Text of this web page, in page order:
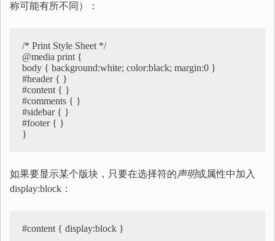
称可能有所不同）：
/* Print Style Sheet */
@media print {
body { background:white; color:black; margin:0 }
#header { }
#content { }
#comments { }
#sidebar { }
#footer { }
}
如果要显示某个版块，只要在选择符的声明或属性中加入
display:block：
#content { display:block }